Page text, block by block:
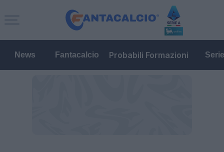
News Fantacalcio Probabili Formazioni